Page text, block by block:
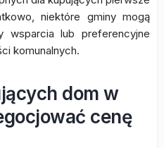
niektóre gminy mogą
wsparcia lub preferencyjne
komunalnych.
dom w
cenę